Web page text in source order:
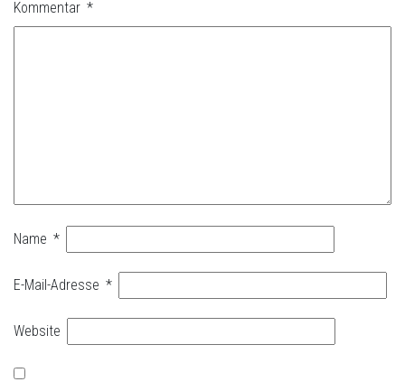
Kommentar *
Name *
E-Mail-Adresse *
Website